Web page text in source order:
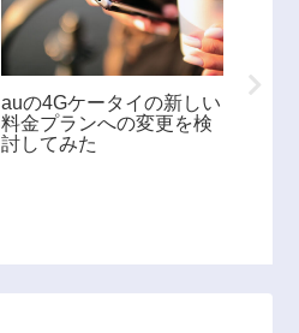
auの4Gケータイの新しい
料金プランへの変更を検
討してみた
投資